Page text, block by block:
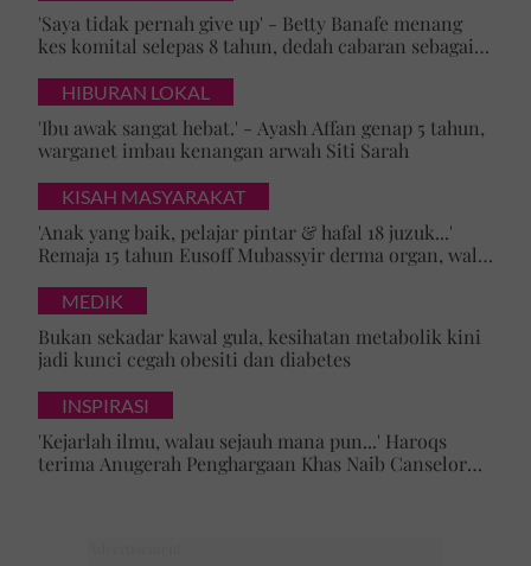
'Saya tidak pernah give up' - Betty Banafe menang
kes komital selepas 8 tahun, dedah cabaran sebagai
HIBURAN LOKAL
'Ibu awak sangat hebat.' - Ayash Affan genap 5 tahun,
warganet imbau kenangan arwah Siti Sarah
KISAH MASYARAKAT
'Anak yang baik, pelajar pintar & hafal 18 juzuk...'
Remaja 15 tahun Eusoff Mubassyir derma organ, walk
MEDIK
Bukan sekadar kawal gula, kesihatan metabolik kini
jadi kunci cegah obesiti dan diabetes
INSPIRASI
'Kejarlah ilmu, walau sejauh mana pun...' Haroqs
terima Anugerah Penghargaan Khas Naib Canselor